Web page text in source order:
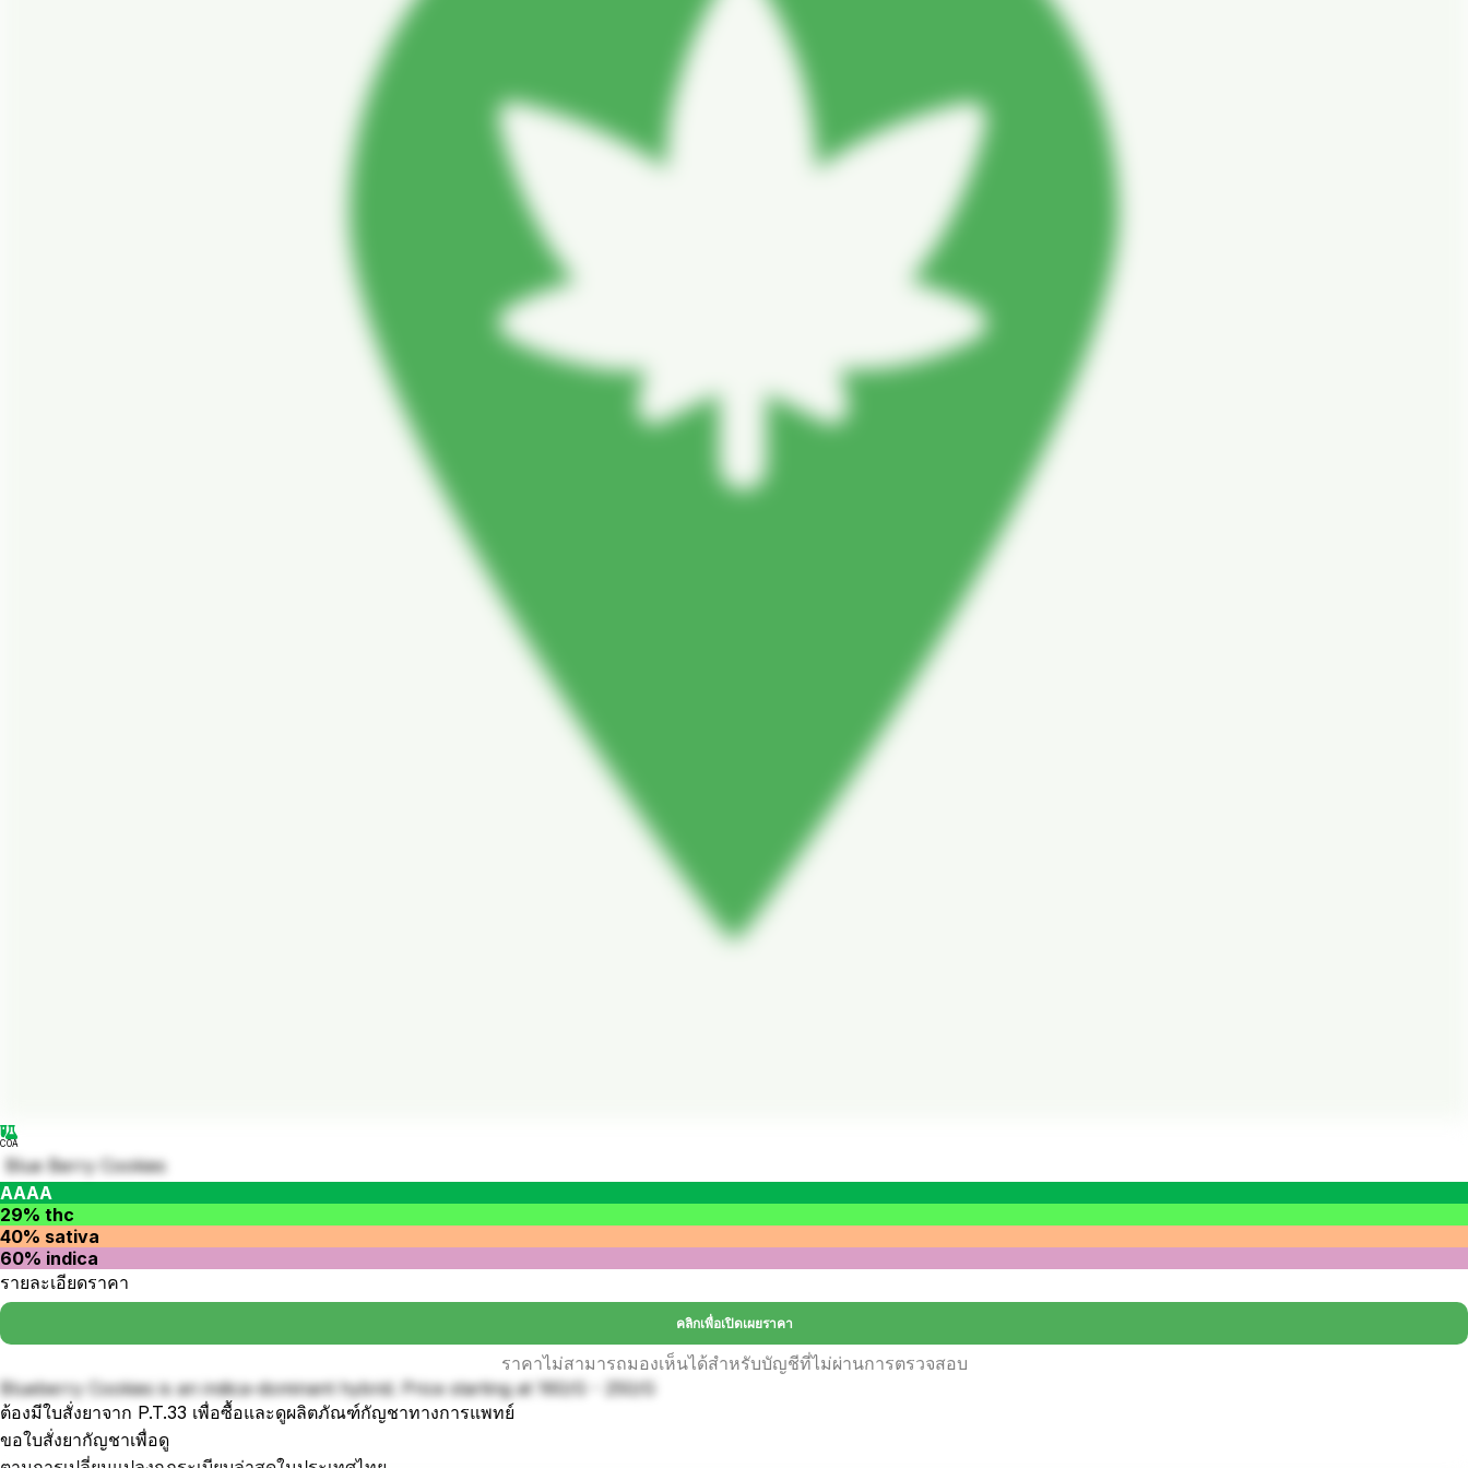
COA
Blue Berry Cookies
AAAA
29% thc
40% sativa
60% indica
รายละเอียดราคา
คลิกเพื่อเปิดเผยราคา
ราคาไม่สามารถมองเห็นได้สำหรับบัญชีที่ไม่ผ่านการตรวจสอบ
Blueberry Cookies is an indica-dominant hybrid. Price starting at 160/G - 250/G
ต้องมีใบสั่งยาจาก P.T.33 เพื่อซื้อและดูผลิตภัณฑ์กัญชาทางการแพทย์
ขอใบสั่งยากัญชาเพื่อดู